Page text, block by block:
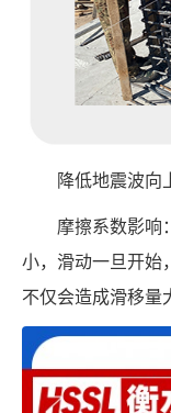
降低地震波向
摩擦系数影响
小，滑动一旦开始
不仅会造成滑移量